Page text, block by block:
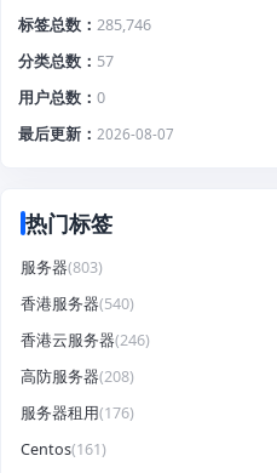
标签总数
285,746
分类总数
57
用户总数
0
最后更新
2026-08-07
热门标签
服务器(803)
香港服务器(540)
香港云服务器(246)
高防服务器(208)
服务器租用(176)
Centos(161)